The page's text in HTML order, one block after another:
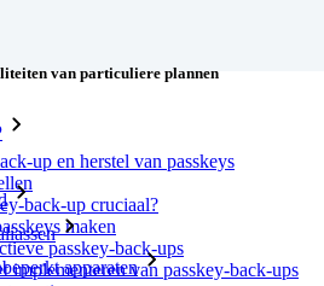
van particuliere plannen
apparaten
up en herstel van passkeys
back-up cruciaal?
maken
passkey-back-ups
implementeren van passkey-back-ups